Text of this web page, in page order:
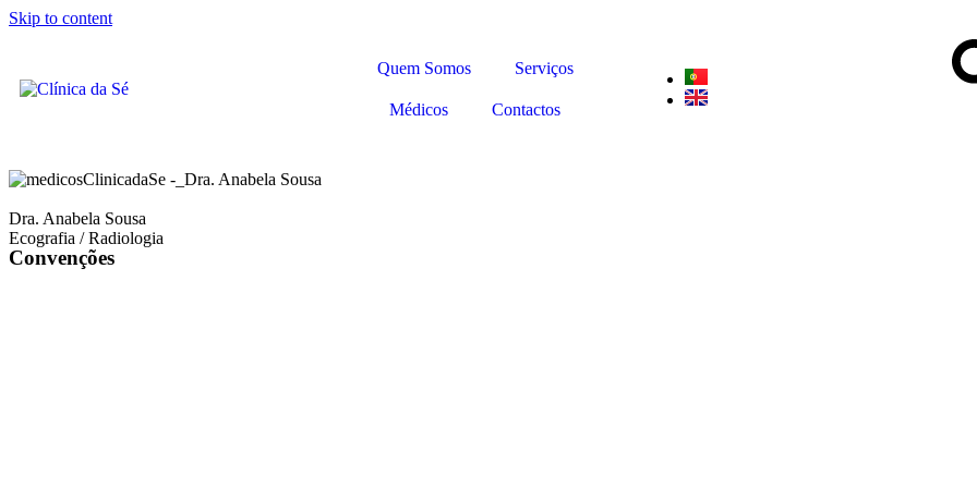
Skip to content
Quem Somos Serviços
Médicos Contactos
Dra. Anabela Sousa
Ecografia / Radiologia
Convenções